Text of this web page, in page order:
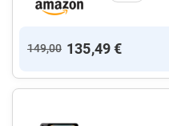
149,00 135,49 €